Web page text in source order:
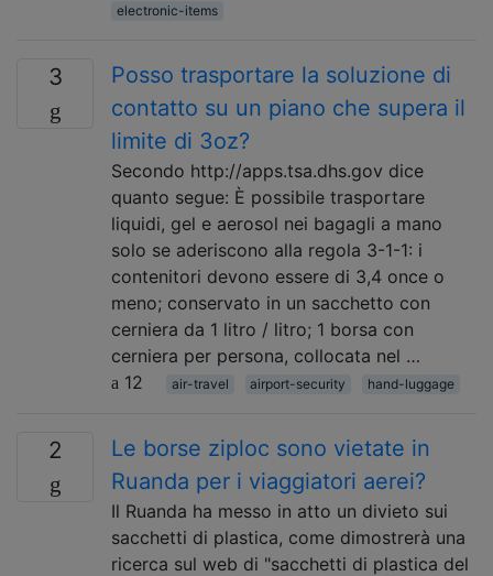
electronic-items
3
Posso trasportare la soluzione di
contatto su un piano che supera il
limite di 3oz?
Secondo http://apps.tsa.dhs.gov dice
quanto segue: È possibile trasportare
liquidi, gel e aerosol nei bagagli a mano
solo se aderiscono alla regola 3-1-1: i
contenitori devono essere di 3,4 once o
meno; conservato in un sacchetto con
cerniera da 1 litro / litro; 1 borsa con
cerniera per persona, collocata nel …
12
air-travel airport-security hand-luggage
2
Le borse ziploc sono vietate in
Ruanda per i viaggiatori aerei?
Il Ruanda ha messo in atto un divieto sui
sacchetti di plastica, come dimostrerà una
ricerca sul web di "sacchetti di plastica del